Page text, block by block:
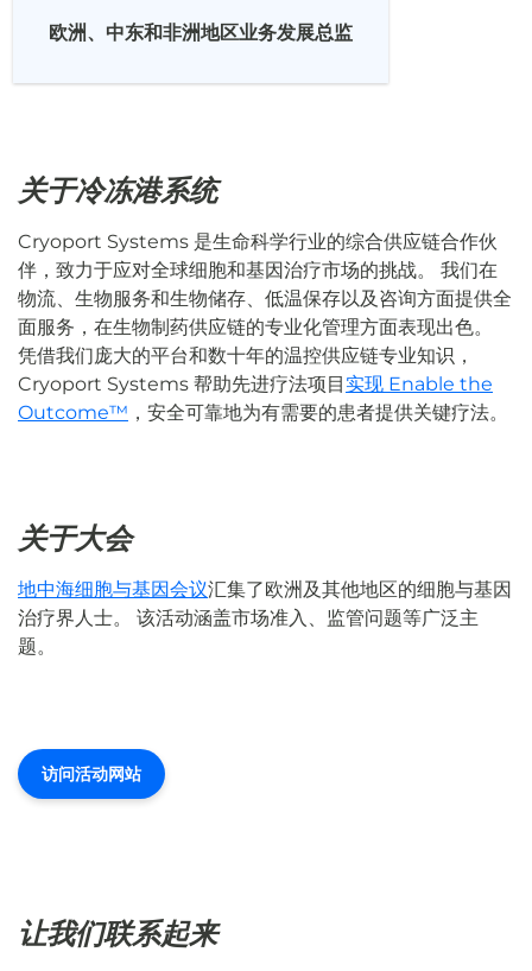
欧洲、中东和非洲地区业务发展总监
关于冷冻港系统
Cryoport Systems 是生命科学行业的综合供应链合作伙
伴，致力于应对全球细胞和基因治疗市场的挑战。 我们在
物流、生物服务和生物储存、低温保存以及咨询方面提供全
面服务，在生物制药供应链的专业化管理方面表现出色。
凭借我们庞大的平台和数十年的温控供应链专业知识，
Cryoport Systems 帮助先进疗法项目 实现 Enable the
Outcome™ ，安全可靠地为有需要的患者提供关键疗法。
关于大会
地中海细胞与基因会议汇集了欧洲及其他地区的细胞与基因
治疗界人士。 该活动涵盖市场准入、监管问题等广泛主
题。
访问活动网站
让我们联系起来